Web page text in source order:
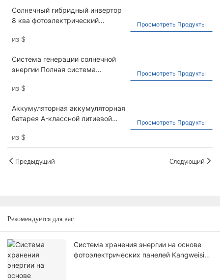
Солнечный гибридный инвертор
8 ква фотоэлектрический
синусоидальный инвертор 230 В
из $
Просмотреть Продукты
Система генерации солнечной
энергии Полная система
из $
Просмотреть Продукты
Аккумуляторная аккумуляторная
батарея A-классной литиевой
используемая для домашнего и
коммерческого хранения
энергии лития лития, 51,2 В
из $
Просмотреть Продукты
Предыдущий Следующий
Рекомендуется для вас
Система хранения энергии на основе
фотоэлектрических панелей Kangweisi